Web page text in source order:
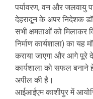
पर्यावरण, वन और जलवायु
देहरादून के अपर निदेशक
सभी क्षमताओं को मिलाकर
निर्माण कार्यशाला) का यह
कराया जाएगा और आगे पूरे
कार्यशाला को सफल बनाने
अपील की है।
आईआईएम काशीपुर में